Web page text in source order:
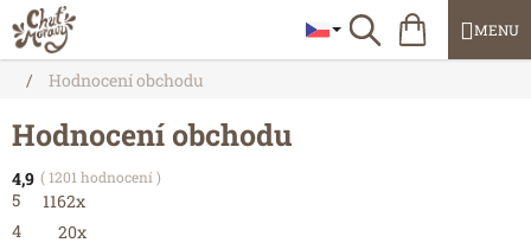
Přejít
na
obsah
HledatNákupní
košík
Domů
/ Hodnocení obchodu
Hodnocení obchodu
4,9 Průměrné
hodnocení
1201 hodnocení
5
1162x
4
20x